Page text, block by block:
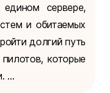
сервере,
и обитаемых
долгий путь
которые
...